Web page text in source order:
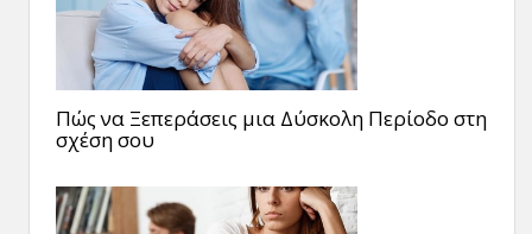
Πώς να Ξεπεράσεις μια Δύσκολη Περίοδο στη
σχέση σου